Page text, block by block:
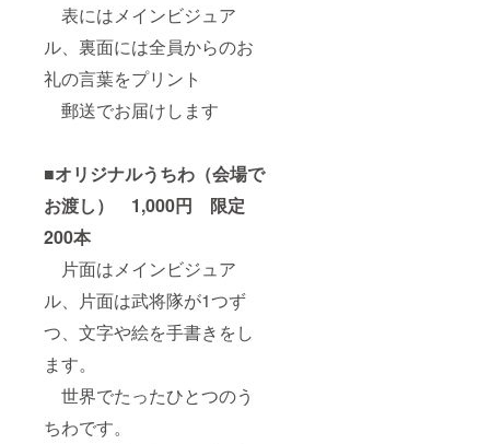
表にはメインビジュア
ル、裏面には全員からのお
礼の言葉をプリント
郵送でお届けします
■オリジナルうちわ（会場で
お渡し） 1,000円 限定
200本
片面はメインビジュア
ル、片面は武将隊が1つず
つ、文字や絵を手書きをし
ます。
世界でたったひとつのう
ちわです。